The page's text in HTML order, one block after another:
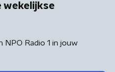
wekelijkse
NPO Radio 1 in jouw